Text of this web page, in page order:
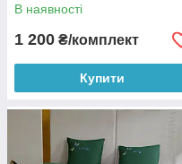
В наявності
1 200 ₴/комплект
Купити